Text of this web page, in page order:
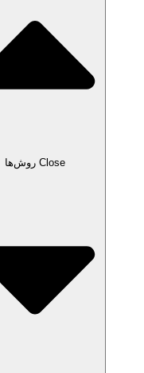
Close روش‌ها